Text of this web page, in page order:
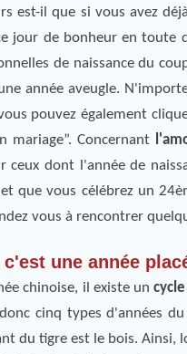
est-il que si vous avez
jour de bonheur en toute
de naissance du
année aveugle.
pouvez également
mariage”. Concernant
dont l'année de
que vous célébrez un
vous à rencontrer
une année
chinoise, il existe un
cinq types d'années
du tigre est le bois. Ainsi,